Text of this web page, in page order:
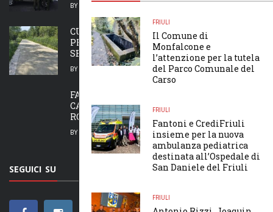
FRIULI
Il Comune di
Monfalcone e
l’attenzione per la tutela
del Parco Comunale del
Carso
FRIULI
Fantoni e CrediFriuli
insieme per la nuova
ambulanza pediatrica
destinata all’Ospedale di
San Daniele del Friuli
FRIULI
BY
CUSTODI DI EQUILIBRI SI RAFFORZA: IL
PROGETTO SI ESTENDE ANCHE AL
SENTIERO DELLE OPERAIE
BY MAIRA TREVISAN 7 AGOSTO 2026
FA TAPPA A GORIZIA VENERDÌ 21 AGOSTO “LA
CAMMINATA PER LA VITA”, PER RICORDARE
ROMINA ...
BY MAIRA TREVISAN 7 AGOSTO 2026
SEGUICI SU